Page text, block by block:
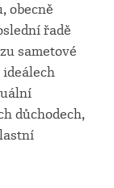
obecně
řadě
sametové
důchodech,